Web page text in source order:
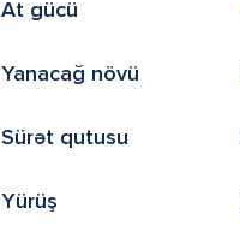
At gücü
Yanacağ növü
Sürət qutusu
Yürüş